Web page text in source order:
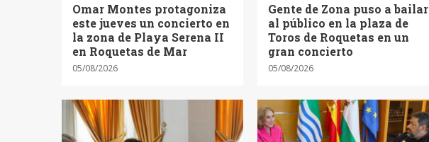
Omar Montes protagoniza
este jueves un concierto en
la zona de Playa Serena II
en Roquetas de Mar
05/08/2026
Gente de Zona puso a bailar
al público en la plaza de
Toros de Roquetas en un
gran concierto
05/08/2026